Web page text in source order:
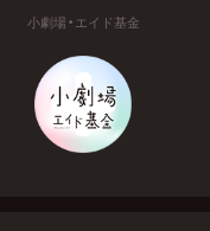
小劇場・エイド基金